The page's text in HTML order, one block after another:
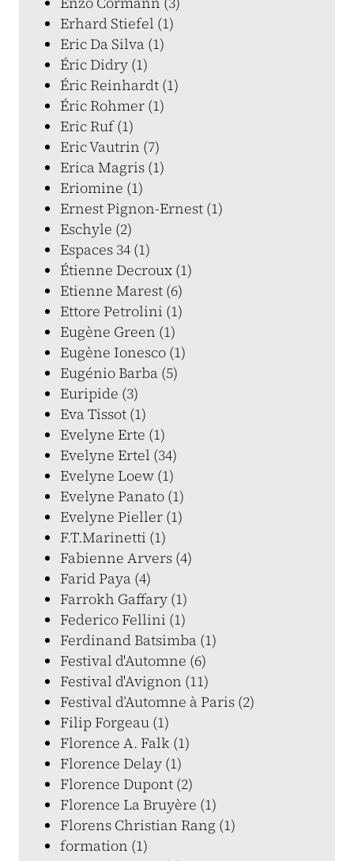
Erhard Stiefel (1)
Eric Da Silva (1)
Éric Didry (1)
Éric Reinhardt (1)
Éric Rohmer (1)
Eric Ruf (1)
Eric Vautrin (7)
Erica Magris (1)
Eriomine (1)
Ernest Pignon-Ernest (1)
Eschyle (2)
Espaces 34 (1)
Étienne Decroux (1)
Etienne Marest (6)
Ettore Petrolini (1)
Eugène Green (1)
Eugène Ionesco (1)
Eugénio Barba (5)
Euripide (3)
Eva Tissot (1)
Evelyne Erte (1)
Evelyne Ertel (34)
Evelyne Loew (1)
Evelyne Panato (1)
Evelyne Pieller (1)
F.T.Marinetti (1)
Fabienne Arvers (4)
Farid Paya (4)
Farrokh Gaffary (1)
Federico Fellini (1)
Ferdinand Batsimba (1)
Festival d'Automne (6)
Festival d'Avignon (11)
Festival d’Automne à Paris (2)
Filip Forgeau (1)
Florence A. Falk (1)
Florence Delay (1)
Florence Dupont (2)
Florence La Bruyère (1)
Florens Christian Rang (1)
formation (1)